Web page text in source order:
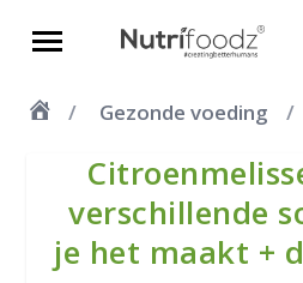
Gezonde voeding
verschillende
je het maakt +